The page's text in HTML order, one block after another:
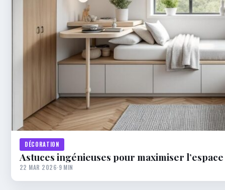
DÉCORATION
Astuces ingénieuses pour maximiser
22 MAR 2026·9 MIN